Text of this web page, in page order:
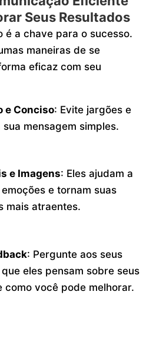
Seus Resultados
é a chave para o sucesso.
maneiras de se
eficaz com seu
e Conciso: Evite jargões e
sua mensagem simples.
e Imagens: Eles ajudam a
e tornam suas
mais atraentes.
: Pergunte aos seus
eles pensam sobre seus
como você pode melhorar.